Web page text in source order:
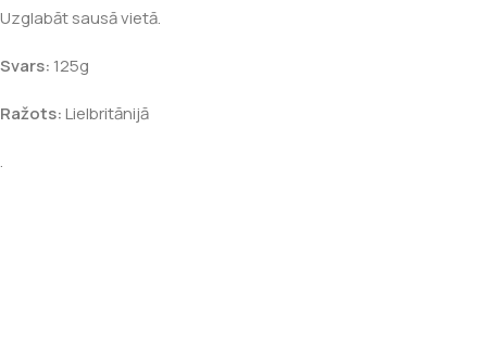
Uzglabāt sausā vietā.
Svars: 125g
Ražots:Lielbritānijā
.